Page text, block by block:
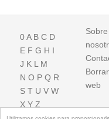
0A B C D
E F G H I
J K L M
N O P Q R
S T U V W
X Y Z
Sobre
web